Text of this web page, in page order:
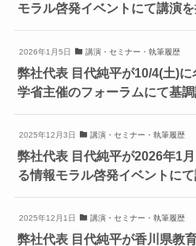
モラル啓発イベントにて講演を
2026年1月5日 講演・セミナー・執筆履歴
弊社代表 目代純平が10/4(土)
学省主催のフォーラムにて基調
2025年12月3日 講演・セミナー・執筆履歴
弊社代表 目代純平が2026年1
る情報モラル啓発イベントにて
2025年12月1日 講演・セミナー・執筆履歴
弊社代表 目代純平が香川県教